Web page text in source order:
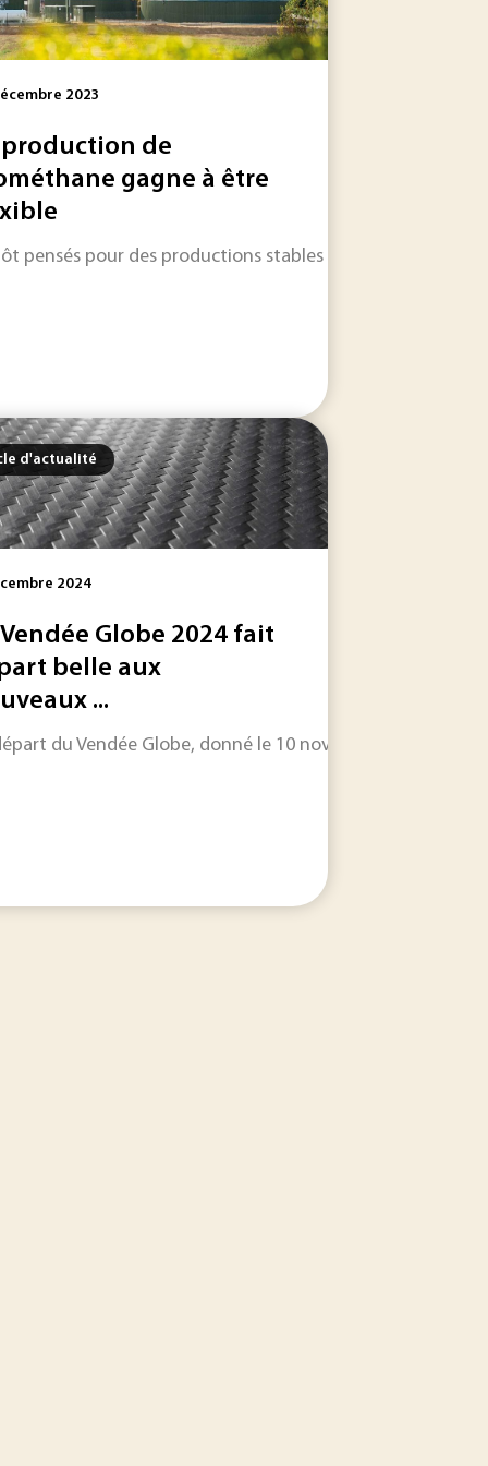
touchant les 737 max et 787 Dreamliner, le 18 mai,...
la quasi-totalité de l'électricité consommée en Islande
2023
production de
gagne à être
pensés pour des productions stables de gaz
capables de transformer une pression, une...
et de l’exploitation des raccordements des parcs
d'actualité
2024
Vendée Globe 2024 fait
belle aux
...
du Vendée Globe, donné le 10 novembre dernier,
les jours et les semaines à venir.
à propulser les fusées vers le haut, capable de